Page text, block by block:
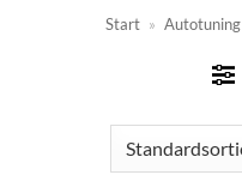
Start » Autotuning